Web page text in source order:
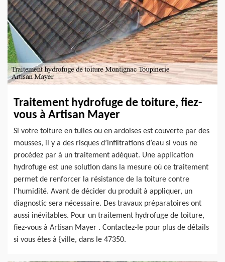
Traitement hydrofuge de toiture, fiez-
vous à Artisan Mayer
Si votre toiture en tuiles ou en ardoises est couverte par des
mousses, il y a des risques d’infiltrations d’eau si vous ne
procédez par à un traitement adéquat. Une application
hydrofuge est une solution dans la mesure où ce traitement
permet de renforcer la résistance de la toiture contre
l’humidité. Avant de décider du produit à appliquer, un
diagnostic sera nécessaire. Des travaux préparatoires ont
aussi inévitables. Pour un traitement hydrofuge de toiture,
fiez-vous à Artisan Mayer . Contactez-le pour plus de détails
si vous êtes à {ville, dans le 47350.